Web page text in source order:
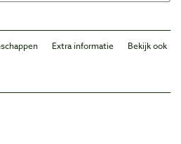
Extra informatie Bekijk ook